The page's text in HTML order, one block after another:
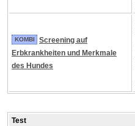
KOMBI
Screening auf
Erbkrankheiten und Merkmale
des Hundes
Test